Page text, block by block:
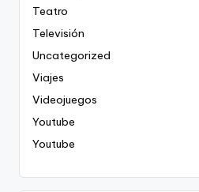
Teatro
Televisión
Uncategorized
Viajes
Videojuegos
Youtube
Youtube